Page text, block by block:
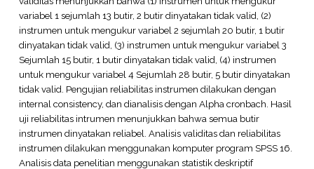
variabel 1 sejumlah 13 butir, 2 butir dinyatakan tidak valid, (2)
instrumen untuk mengukur variabel 2 sejumlah 20 butir, 1 butir
dinyatakan tidak valid, (3) instrumen untuk mengukur variabel 3
Sejumlah 15 butir, 1 butir dinyatakan tidak valid, (4) instrumen
untuk mengukur variabel 4 Sejumlah 28 butir, 5 butir dinyatakan
tidak valid. Pengujian reliabilitas instrumen dilakukan dengan
internal consistency, dan dianalisis dengan Alpha cronbach. Hasil
uji reliabilitas intrumen menunjukkan bahwa semua butir
instrumen dinyatakan reliabel. Analisis validitas dan reliabilitas
instrumen dilakukan menggunakan komputer program SPSS 16.
Analisis data penelitian menggunakan statistik deskriptif